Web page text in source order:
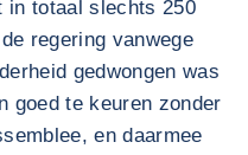
in totaal slechts 250
regering vanwege
gedwongen was
goed te keuren zonder
en daarmee